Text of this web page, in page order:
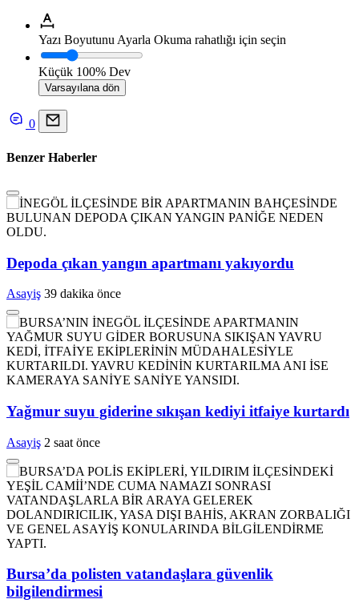
Yazı Boyutunu Ayarla Okuma rahatlığı için seçin
Küçük 100% Dev
Varsayılana dön
0
Benzer Haberler
Depoda çıkan yangın apartmanı yakıyordu
Asayiş 39 dakika önce
Yağmur suyu giderine sıkışan kediyi itfaiye kurtardı
Asayiş 2 saat önce
Bursa’da polisten vatandaşlara güvenlik
bilgilendirmesi